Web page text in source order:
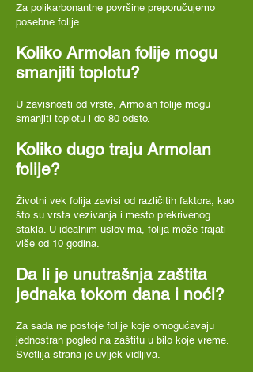
Za polikarbonantne površine preporučujemo
posebne folije.
Koliko Armolan folije mogu
smanjiti toplotu?
U zavisnosti od vrste, Armolan folije mogu
smanjiti toplotu i do 80 odsto.
Koliko dugo traju Armolan
folije?
Životni vek folija zavisi od različitih faktora, kao
što su vrsta vezivanja i mesto prekrivenog
stakla. U idealnim uslovima, folija može trajati
više od 10 godina.
Da li je unutrašnja zaštita
jednaka tokom dana i noći?
Za sada ne postoje folije koje omogućavaju
jednostran pogled na zaštitu u bilo koje vreme.
Svetlija strana je uvijek vidljiva.